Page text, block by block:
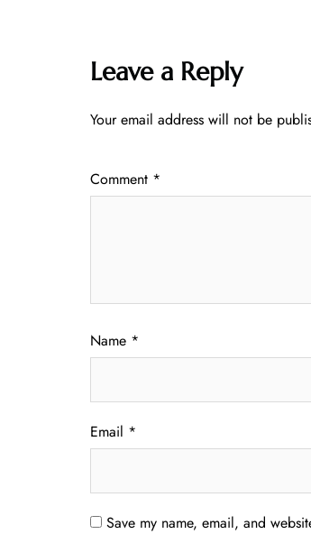
Leave a Reply
Your email address will not be
Comment *
Name *
Email *
Save my name, email, and